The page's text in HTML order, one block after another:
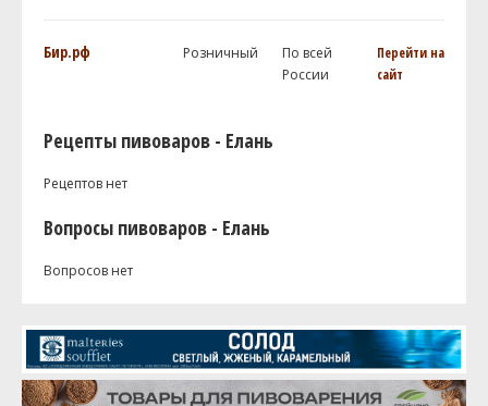
Бир.рф Розничный
По всей
России
Перейти на
сайт
Рецепты пивоваров - Елань
Рецептов нет
Вопросы пивоваров - Елань
Вопросов нет